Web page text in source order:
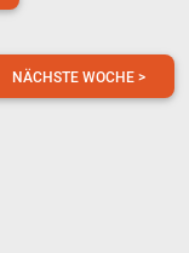
NÄCHSTE WOCHE >